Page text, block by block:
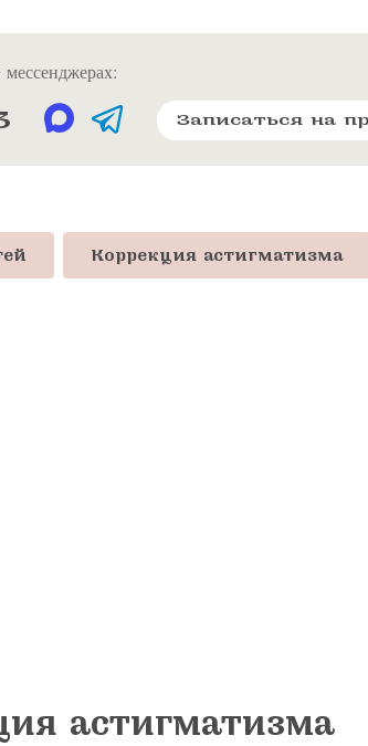
Записаться на
Коррекция астигматизма
астигматизма